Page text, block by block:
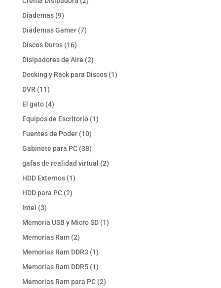
Diademas 99
productos
Diademas Gamer 77
Discos Duros 1616
productos
Disipadores de Aire 22
productos
Docking y Rack para Discos 11
DVR 1111
productos
El gato 44
productos
Equipos de Escritorio 11
Fuentes de Poder 1010
productos
Gabinete para PC 3838
productos
gafas de realidad virtual 22
HDD Externos 11
HDD para PC 22
Intel 33
productos
Memoria USB y Micro SD 11
Memorias Ram 22
productos
Memorias Ram DDR3 11
producto
Memorias Ram DDR5 11
producto
Memorias Ram para PC 22